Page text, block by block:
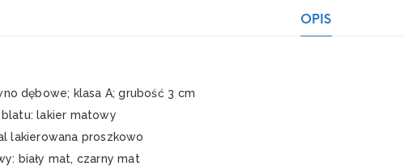
OPIS
dębowe; klasa A; grubość 3 cm
lakier matowy
lakierowana proszkowo
biały mat, czarny mat